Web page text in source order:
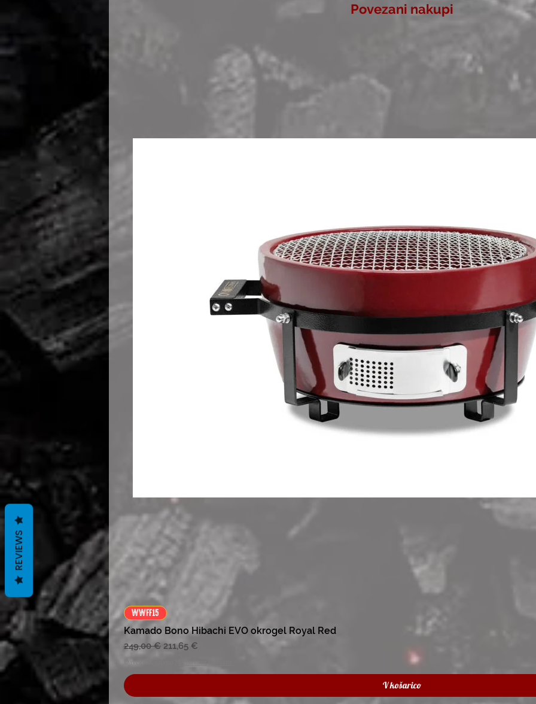
Povezani nakupi
WWFF15
Kamado Bono Hibachi EVO okrogel Royal Red
Redna cena
249,00 € Cena na razprodaji
211,65 €
Davek Vključeno
V košarico
REVIEWS